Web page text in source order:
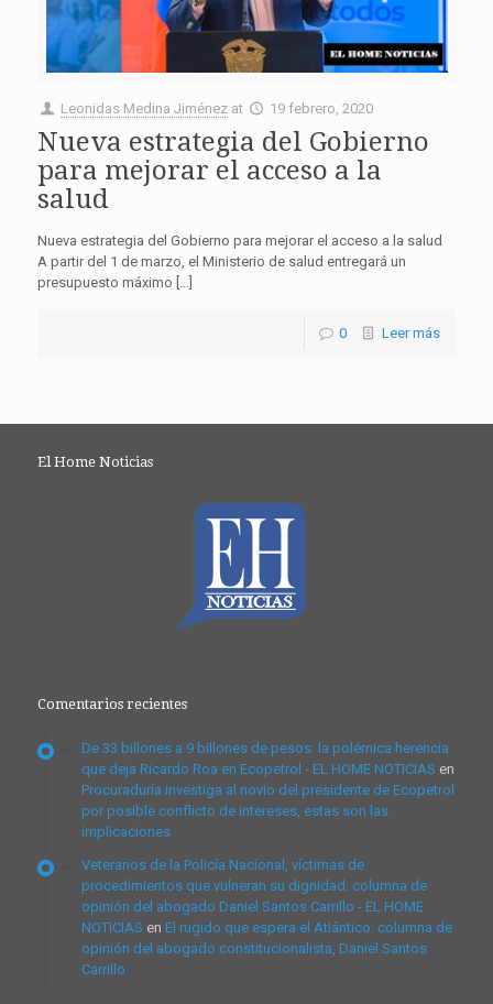
Leonidas Medina Jiménez at 19 febrero, 2020
Nueva estrategia del Gobierno
para mejorar el acceso a la
salud
Nueva estrategia del Gobierno para mejorar el acceso a la salud
A partir del 1 de marzo, el Ministerio de salud entregará un
presupuesto máximo […]
0 Leer más
El Home Noticias
Comentarios recientes
De 33 billones a 9 billones de pesos: la polémica herencia
que deja Ricardo Roa en Ecopetrol - EL HOME NOTICIAS en
Procuraduría investiga al novio del presidente de Ecopetrol
por posible conflicto de intereses, estas son las
implicaciones
Veteranos de la Policía Nacional, víctimas de
procedimientos que vulneran su dignidad: columna de
opinión del abogado Daniel Santos Carrillo - EL HOME
NOTICIAS en El rugido que espera el Atlántico: columna de
opinión del abogado constitucionalista, Daniel Santos
Carrillo